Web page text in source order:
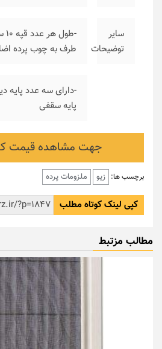
سایر
توضیحات
-
طرف به چوب پرده
-دارای سه عدد پایه
پایه سقفی
جهت مشاهده قیمت
برچسب ها: زیو ملزومات پرده
کپی لینک کوتاه مطلب
مطالب مزتبط